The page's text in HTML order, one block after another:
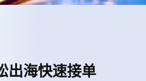
出海快速接单